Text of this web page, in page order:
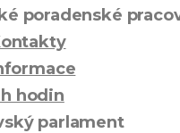
poradenské
hodin
parlament